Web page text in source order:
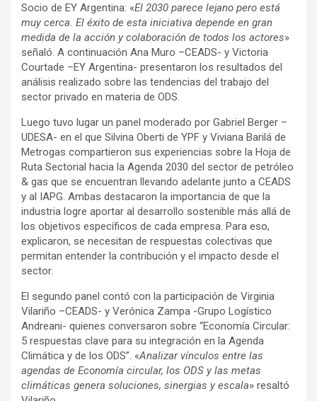
Socio de EY Argentina: «El 2030 parece lejano pero está
muy cerca. El éxito de esta iniciativa depende en gran
medida de la acción y colaboración de todos los actores»
señaló. A continuación Ana Muro –CEADS- y Victoria
Courtade –EY Argentina- presentaron los resultados del
análisis realizado sobre las tendencias del trabajo del
sector privado en materia de ODS.
Luego tuvo lugar un panel moderado por Gabriel Berger –
UDESA- en el que Silvina Oberti de YPF y Viviana Barilá de
Metrogas compartieron sus experiencias sobre la Hoja de
Ruta Sectorial hacia la Agenda 2030 del sector de petróleo
& gas que se encuentran llevando adelante junto a CEADS
y al IAPG. Ambas destacaron la importancia de que la
industria logre aportar al desarrollo sostenible más allá de
los objetivos específicos de cada empresa. Para eso,
explicaron, se necesitan de respuestas colectivas que
permitan entender la contribución y el impacto desde el
sector.
El segundo panel contó con la participación de Virginia
Vilariño –CEADS- y Verónica Zampa -Grupo Logístico
Andreani- quienes conversaron sobre “Economía Circular:
5 respuestas clave para su integración en la Agenda
Climática y de los ODS”. «Analizar vínculos entre las
agendas de Economía circular, los ODS y las metas
climáticas genera soluciones, sinergias y escala» resaltó